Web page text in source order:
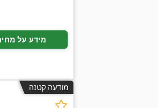
מידע על
מודעה קטנה